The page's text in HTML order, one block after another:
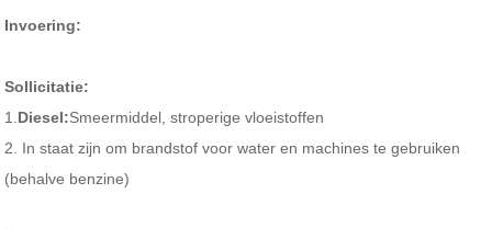
Invoering:
Sollicitatie:
1. Diesel:Smeermiddel, stroperige vloeistoffen
2. In staat zijn om brandstof voor water en machines te gebruiken
(behalve benzine)